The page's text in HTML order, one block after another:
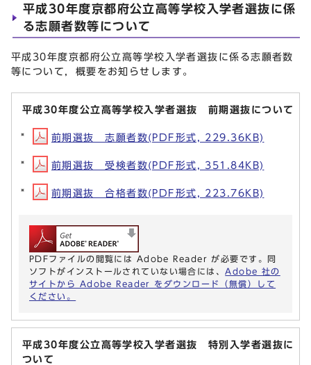
平成30年度京都府公立高等学校入学者選抜に係
る志願者数等について
平成30年度京都府公立高等学校入学者選抜に係る志願者数
等について，概要をお知らせします。
平成30年度公立高等学校入学者選抜 前期選抜について
前期選抜 志願者数(PDF形式, 229.36KB)
前期選抜 受検者数(PDF形式, 351.84KB)
前期選抜 合格者数(PDF形式, 223.76KB)
PDFファイルの閲覧には Adobe Reader が必要です。同
ソフトがインストールされていない場合には、 Adobe 社の
サイトから Adobe Reader をダウンロード（無償）して
ください。
平成30年度公立高等学校入学者選抜 特別入学者選抜に
ついて